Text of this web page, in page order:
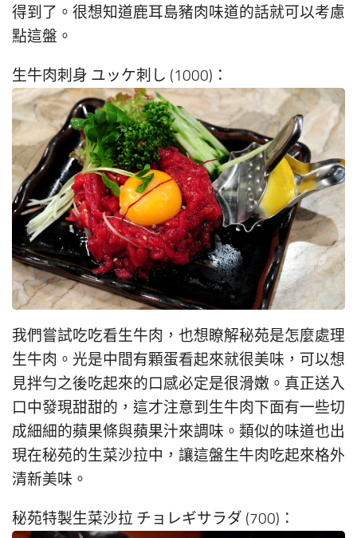
得到了。很想知道鹿耳島豬肉味道的話就可以考慮
點這盤。
生牛肉刺身 ユッケ刺し (1000)：
我們嘗試吃吃看生牛肉，也想瞭解秘苑是怎麼處理
生牛肉。光是中間有顆蛋看起來就很美味，可以想
見拌勻之後吃起來的口感必定是很滑嫩。真正送入
口中發現甜甜的，這才注意到生牛肉下面有一些切
成細細的蘋果條與蘋果汁來調味。類似的味道也出
現在秘苑的生菜沙拉中，讓這盤生牛肉吃起來格外
清新美味。
秘苑特製生菜沙拉 チョレギサラダ (700)：